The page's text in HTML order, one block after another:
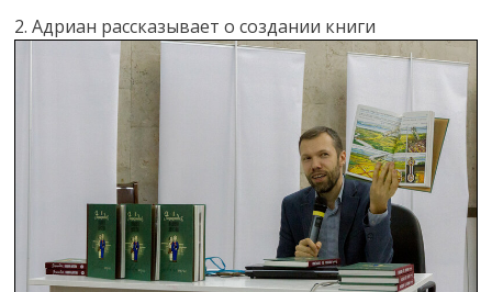
2. Адриан рассказывает о создании книги